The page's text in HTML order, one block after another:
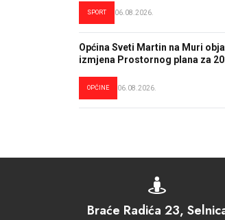
SPORT 06.08.2026.
Općina Sveti Martin na Muri
izmjena Prostornog plana za
OPĆINE 06.08.2026.

Braće Radića 23,